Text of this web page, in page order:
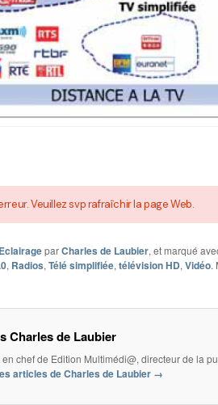
Veuillez svp rafraîchir la page Web.
EclairageparCharles de Laubier, et marqué
, Radios, Télé simplifiée, télévision HD, Vidéo.
Charles de Laubier
chef de Edition Multimédi@, directeur de la
articles de Charles de Laubier →